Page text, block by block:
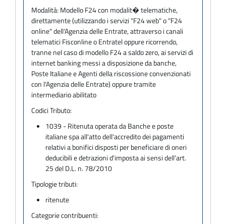
Modalità: Modello F24 con modalit� telematiche,
direttamente (utilizzando i servizi "F24 web" o "F24
online" dell'Agenzia delle Entrate, attraverso i canali
telematici Fisconline o Entratel oppure ricorrendo,
tranne nel caso di modello F24 a saldo zero, ai servizi di
internet banking messi a disposizione da banche,
Poste Italiane e Agenti della riscossione convenzionati
con l'Agenzia delle Entrate) oppure tramite
intermediario abilitato
Codici Tributo:
1039 - Ritenuta operata da Banche e poste
italiane spa all'atto dell'accredito dei pagamenti
relativi a bonifici disposti per beneficiare di oneri
deducibili e detrazioni d'imposta ai sensi dell'art.
25 del D.L. n. 78/2010
Tipologie tributi:
ritenute
Categorie contribuenti: